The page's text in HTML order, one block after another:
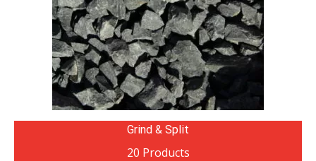
Grind & Split
20 Products